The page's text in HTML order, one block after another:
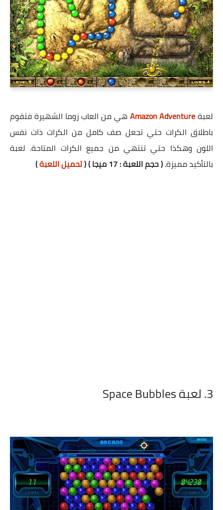
لعبةAmazon Adventureهي من العاب زوما الشهيرة فتقوم
باطلاق الكرات حتي تجعل صف كامل من الكرات ذات نفس
اللون وهكذا حتي تنتهي من جميع الكرات المتاحة. لعبة
بالتأكيد مميزة.( حجم اللعبة : 17 ميجا ) ( تحميل اللعبة)
3. لعبة Space Bubbles